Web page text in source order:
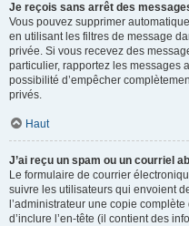
Je reçois sans arrêt des
Vous pouvez supprimer
en utilisant les filtres de message
privée. Si vous recevez des
particulier, rapportez les messages
possibilité d’empêcher
privés.
Haut
J’ai reçu un spam ou un courriel
Le formulaire de courrier
suivre les utilisateurs qui envoient
l’administrateur une copie
d’inclure l’en-tête (il contient des